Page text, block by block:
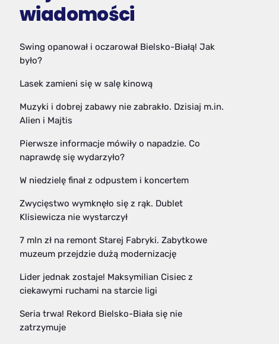
wiadomości
Swing opanował i oczarował Bielsko-Białą! Jak
było?
Lasek zamieni się w salę kinową
Muzyki i dobrej zabawy nie zabrakło. Dzisiaj m.in.
Alien i Majtis
Pierwsze informacje mówiły o napadzie. Co
naprawdę się wydarzyło?
W niedzielę finał z odpustem i koncertem
Zwycięstwo wymknęło się z rąk. Dublet
Klisiewicza nie wystarczył
7 mln zł na remont Starej Fabryki. Zabytkowe
muzeum przejdzie dużą modernizację
Lider jednak zostaje! Maksymilian Cisiec z
ciekawymi ruchami na starcie ligi
Seria trwa! Rekord Bielsko-Biała się nie
zatrzymuje